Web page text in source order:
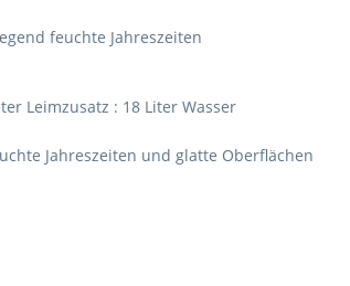
feuchte Jahreszeiten
Leimzusatz : 18 Liter Wasser
Jahreszeiten und glatte Oberflächen